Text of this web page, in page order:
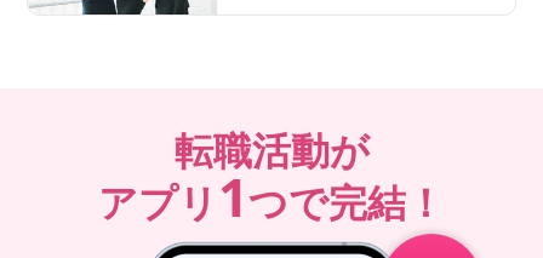
転職活動が
アプリ 1つで完結！